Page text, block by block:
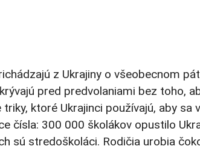
z Ukrajiny o všeobecnom
pred predvolaniami bez toho,
ktoré Ukrajinci používajú, aby sa
čísla: 300 000 školákov opustilo
sú stredoškoláci. Rodičia urobia